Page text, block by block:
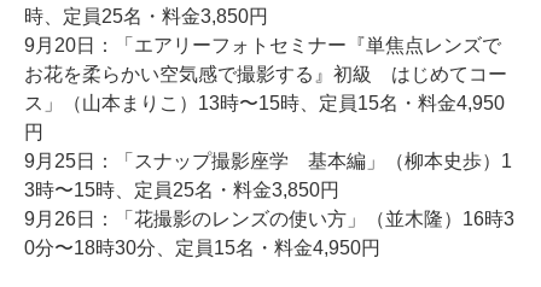
時、定員25名・料金3,850円
9月20日：「エアリーフォトセミナー『単焦点レンズで
お花を柔らかい空気感で撮影する』初級 はじめてコー
ス」（山本まりこ）13時〜15時、定員15名・料金4,950
円
9月25日：「スナップ撮影座学 基本編」（柳本史歩）1
3時〜15時、定員25名・料金3,850円
9月26日：「花撮影のレンズの使い方」（並木隆）16時3
0分〜18時30分、定員15名・料金4,950円